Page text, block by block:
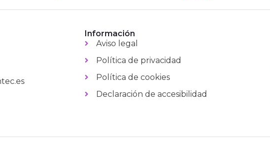
Información
Aviso legal
Política de privacidad
Política de cookies
Declaración de accesibilidad